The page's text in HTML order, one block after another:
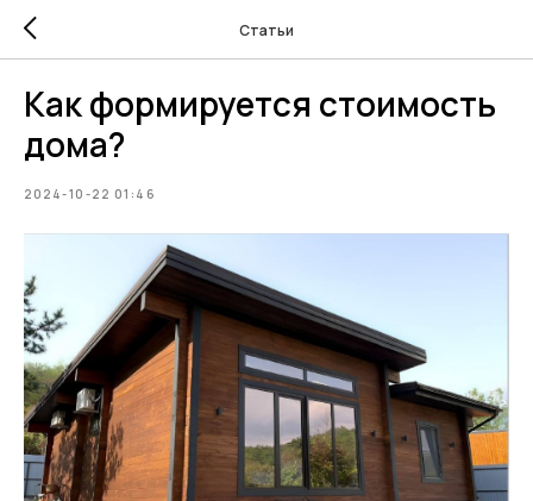
Статьи
Как формируется стоимость
дома?
2024-10-22 01:46